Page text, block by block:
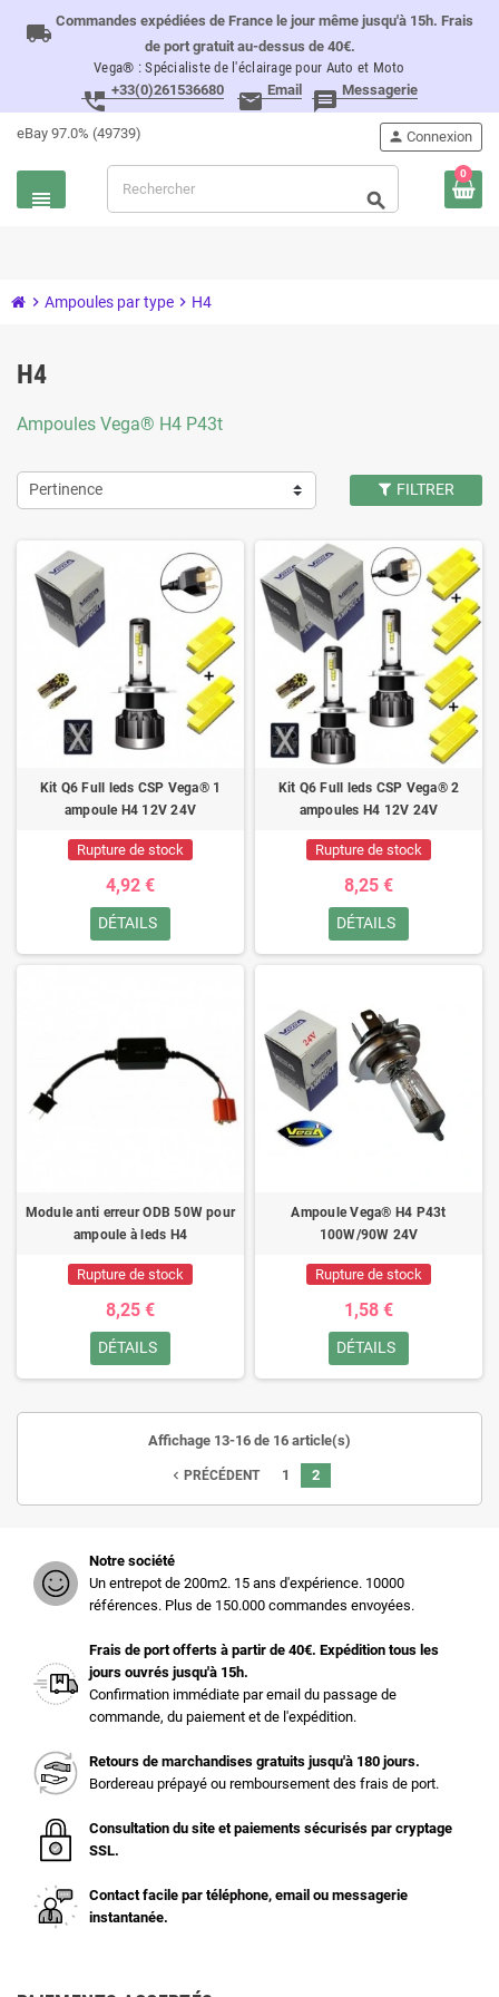
local_shipping Commandes expédiées de France le jour même jusqu'à 15h. Frais
de port gratuit au-dessus de 40€.
Vega® : Spécialiste de l'éclairage pour Auto et Moto
perm_phone_msg +33(0)261536680 email Email message Messagerie
eBay 97.0% (49739)
view_headline
person Connexion
search
0
chevron_right Ampoules par type chevron_right H4
H4
Ampoules Vega® H4 P43t
Pertinence FILTRER
Kit Q6 Full leds CSP Vega® 1
ampoule H4 12V 24V
Rupture de stock
4,92 €
DÉTAILS
Kit Q6 Full leds CSP Vega® 2
ampoules H4 12V 24V
Rupture de stock
8,25 €
DÉTAILS
Module anti erreur ODB 50W pour
ampoule à leds H4
Rupture de stock
8,25 €
DÉTAILS
Ampoule Vega® H4 P43t
100W/90W 24V
Rupture de stock
1,58 €
DÉTAILS
Affichage 13-16 de 16 article(s)
navigate_before PRÉCÉDENT 1 2
Notre société
Un entrepot de 200m2. 15 ans d'expérience. 10000
références. Plus de 150.000 commandes envoyées.
Frais de port offerts à partir de 40€. Expédition tous les
jours ouvrés jusqu'à 15h.
Confirmation immédiate par email du passage de
commande, du paiement et de l'expédition.
Retours de marchandises gratuits jusqu'à 180 jours.
Bordereau prépayé ou remboursement des frais de port.
Consultation du site et paiements sécurisés par cryptage
SSL.
Contact facile par téléphone, email ou messagerie
instantanée.